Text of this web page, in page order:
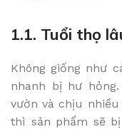
1.1. Tuổi thọ
Không giống như
nhanh bị hư
vườn và chịu
thì sản phẩm sẽ